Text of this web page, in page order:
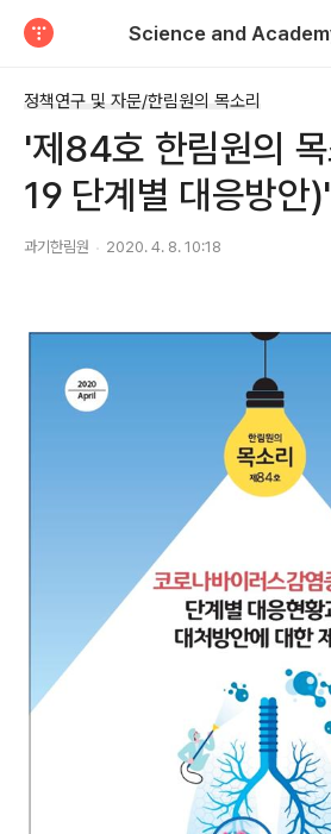
Science and
정책연구 및 자문/한림원의 목소리
'제84호 한림원의
19 단계별 대응방안
과기한림원 2020. 4. 8. 10:18